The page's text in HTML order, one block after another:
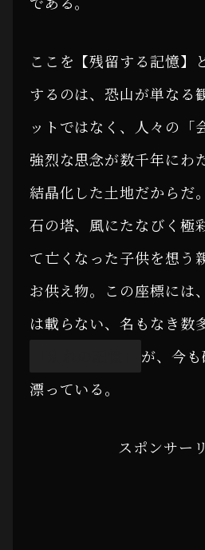
ここを【残留する記憶】
するのは、恐山が単なる
ットではなく、人々の「
強烈な思念が数千年にわ
結晶化した土地だからだ
石の塔、風にたなびく極
て亡くなった子供を想う
お供え物。この座標には
は載らない、名もなき数
が、今
漂っている。
スポンサー